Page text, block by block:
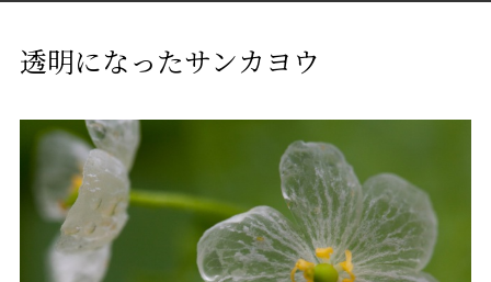
透明になったサンカヨウ